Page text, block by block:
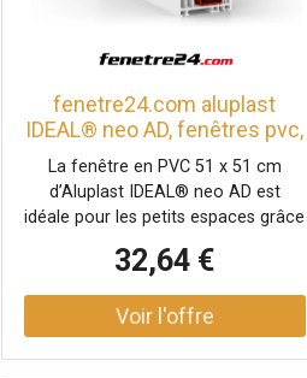
fenetre24.com aluplast
IDEAL® neo AD, fenêtres pvc,
blanc, 1 vantail vitrage fixe,
510 x 510 mm
La fenêtre en PVC 51 x 51 cm
d’Aluplast IDEAL® neo AD est
idéale pour les petits espaces grâce
qualité, cette menuiserie se
compose d'un double vitrage et
convainc par son aspect moderne.
De couleur blanche, elle dispose
32,64 €